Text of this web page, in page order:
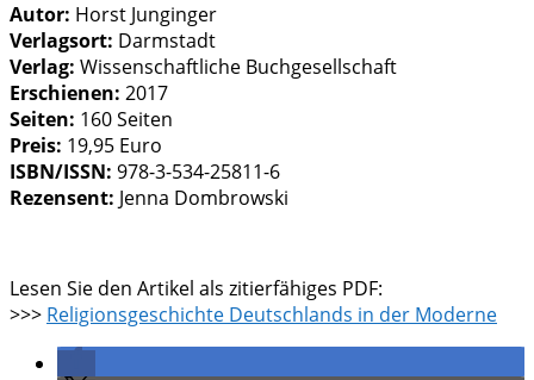
Autor: Horst Junginger
Verlagsort: Darmstadt
Verlag: Wissenschaftliche Buchgesellschaft
Erschienen: 2017
Seiten: 160 Seiten
Preis: 19,95 Euro
ISBN/ISSN: 978-3-534-25811-6
Rezensent: Jenna Dombrowski
Lesen Sie den Artikel als zitierfähiges PDF:
>>> Religionsgeschichte Deutschlands in der Moderne